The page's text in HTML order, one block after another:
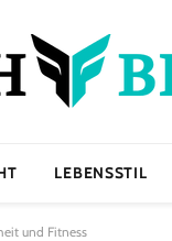
LEBENSSTIL
und Fitness